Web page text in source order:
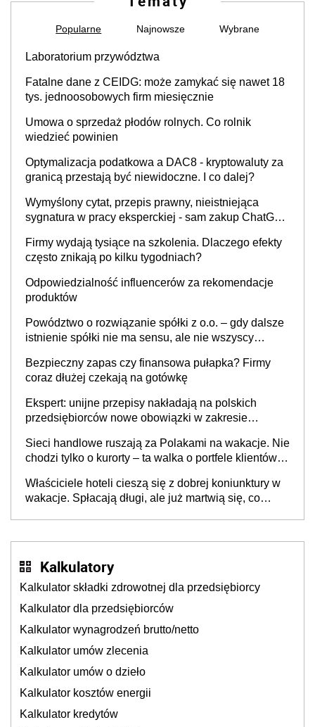
Popularne Najnowsze Wybrane
Laboratorium przywództwa
Fatalne dane z CEIDG: może zamykać się nawet 18
tys. jednoosobowych firm miesięcznie
Umowa o sprzedaż płodów rolnych. Co rolnik
wiedzieć powinien
Optymalizacja podatkowa a DAC8 - kryptowaluty za
granicą przestają być niewidoczne. I co dalej?
Wymyślony cytat, przepis prawny, nieistniejąca
sygnatura w pracy eksperckiej - sam zakup ChatGPT
Firmy wydają tysiące na szkolenia. Dlaczego efekty
często znikają po kilku tygodniach?
Odpowiedzialność influencerów za rekomendacje
produktów
Powództwo o rozwiązanie spółki z o.o. – gdy dalsze
istnienie spółki nie ma sensu, ale nie wszyscy
Bezpieczny zapas czy finansowa pułapka? Firmy
coraz dłużej czekają na gotówkę
Ekspert: unijne przepisy nakładają na polskich
przedsiębiorców nowe obowiązki w zakresie
Sieci handlowe ruszają za Polakami na wakacje. Nie
chodzi tylko o kurorty – ta walka o portfele klientów
cichu
Właściciele hoteli cieszą się z dobrej koniunktury w
wakacje. Spłacają długi, ale już martwią się, co
Kalkulatory
Kalkulator składki zdrowotnej dla przedsiębiorcy
Kalkulator dla przedsiębiorców
Kalkulator wynagrodzeń brutto/netto
Kalkulator umów zlecenia
Kalkulator umów o dzieło
Kalkulator kosztów energii
Kalkulator kredytów